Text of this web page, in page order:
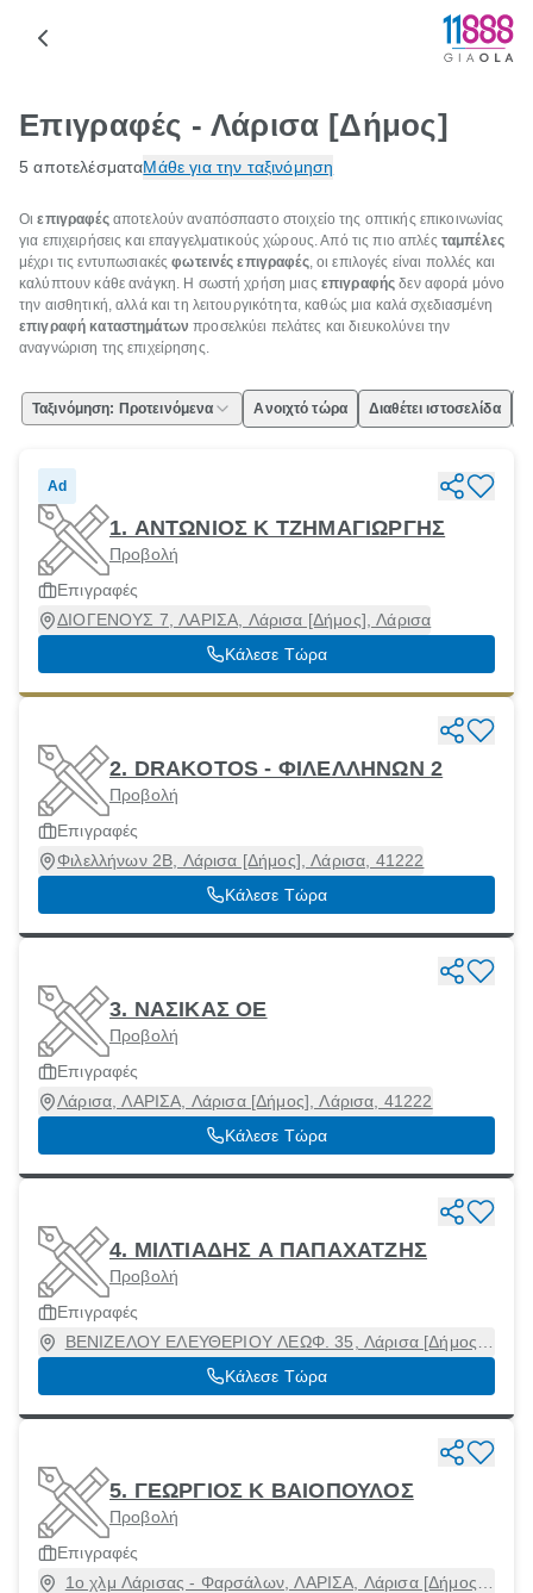
Επιγραφές - Λάρισα [Δήμος]
5 αποτελέσματαΜάθε για την ταξινόμηση
Οιεπιγραφέςαποτελούν αναπόσπαστο στοιχείο της οπτικής επικοινωνίας
για επιχειρήσεις και επαγγελματικούς χώρους. Από τις πιο απλές ταμπέλες
μέχρι τις εντυπωσιακέςφωτεινές επιγραφές, οι επιλογές είναι πολλές και
καλύπτουν κάθε ανάγκη. Η σωστή χρήση μιας επιγραφής δεν αφορά μόνο
την αισθητική, αλλά και τη λειτουργικότητα, καθώς μια καλά σχεδιασμένη
επιγραφή καταστημάτων προσελκύει πελάτες και διευκολύνει την
αναγνώριση της επιχείρησης.
Ταξινόμηση: Προτεινόμενα Ανοιχτό τώρα Διαθέτει ιστοσελίδα
Ad
1. ΑΝΤΩΝΙΟΣ Κ ΤΖΗΜΑΓΙΩΡΓΗΣ
Προβολή
Επιγραφές
ΔΙΟΓΕΝΟΥΣ 7, ΛΑΡΙΣΑ, Λάρισα [Δήμος], Λάρισα
Κάλεσε Τώρα
2. DRAKOTOS - ΦΙΛΕΛΛΗΝΩΝ 2
Προβολή
Επιγραφές
Φιλελλήνων 2Β, Λάρισα [Δήμος], Λάρισα, 41222
Κάλεσε Τώρα
3. ΝΑΣΙΚΑΣ ΟΕ
Προβολή
Επιγραφές
Λάρισα, ΛΑΡΙΣΑ, Λάρισα [Δήμος], Λάρισα, 41222
Κάλεσε Τώρα
4. ΜΙΛΤΙΑΔΗΣ Α ΠΑΠΑΧΑΤΖΗΣ
Προβολή
Επιγραφές
ΒΕΝΙΖΕΛΟΥ ΕΛΕΥΘΕΡΙΟΥ ΛΕΩΦ. 35, Λάρισα [Δήμος],
Λάρισα
Κάλεσε Τώρα
5. ΓΕΩΡΓΙΟΣ Κ ΒΑΙΟΠΟΥΛΟΣ
Προβολή
Επιγραφές
1ο χλμ Λάρισας - Φαρσάλων, ΛΑΡΙΣΑ, Λάρισα [Δήμος],